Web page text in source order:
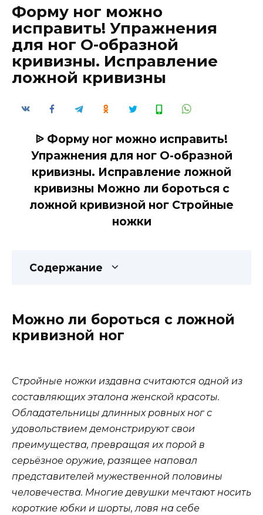
Форму ног можно
исправить! Упражнения
для ног О-образной
кривизны. Исправление
ложной кривизны
ᐉ Форму ног можно исправить!
Упражнения для ног О-образной
кривизны. Исправление ложной
кривизны Можно ли бороться с
ложной кривизной ног Стройные
ножки
Содержание
Можно ли бороться с ложной
кривизной ног
Стройные ножки издавна считаются одной из
составляющих эталона женской красоты.
Обладательницы длинных ровных ног с
удовольствием демонстрируют свои
преимущества, превращая их порой в
серьёзное оружие, разящее наповал
представителей мужественной половины
человечества. Многие девушки мечтают носить
короткие юбки и шорты, ловя на себе